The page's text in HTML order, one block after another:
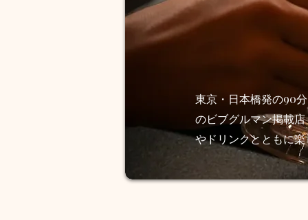
東京・日本橋発の90
のビブグルマン掲載
やドリンクとともに